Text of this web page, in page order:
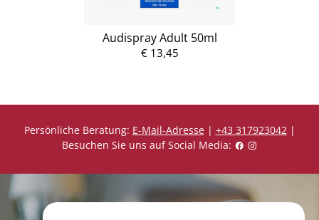
Audispray Adult 50ml
€ 13,45
Persönliche Beratung: E-Mail-Adresse| +43 317923042|
Besuchen Sie uns auf Social Media: